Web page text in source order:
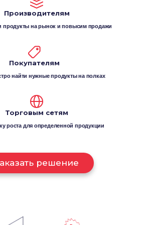
Производителям
на рынок и повысим продажи
Покупателям
найти нужные продукты на полках
Торговым сетям
роста для определенной продукции
решение